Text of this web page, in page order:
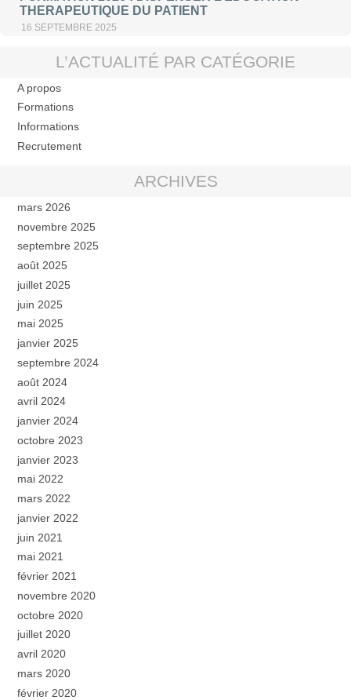
THERAPEUTIQUE DU PATIENT
16 SEPTEMBRE 2025
L’ACTUALITÉ PAR CATÉGORIE
A propos
Formations
Informations
Recrutement
ARCHIVES
mars 2026
novembre 2025
septembre 2025
août 2025
juillet 2025
juin 2025
mai 2025
janvier 2025
septembre 2024
août 2024
avril 2024
janvier 2024
octobre 2023
janvier 2023
mai 2022
mars 2022
janvier 2022
juin 2021
mai 2021
février 2021
novembre 2020
octobre 2020
juillet 2020
avril 2020
mars 2020
février 2020